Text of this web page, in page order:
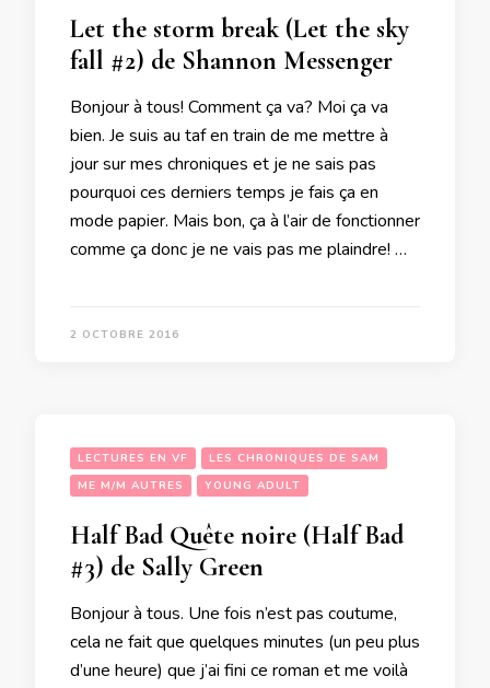
Let the storm break (Let the sky
fall #2) de Shannon Messenger
Bonjour à tous! Comment ça va? Moi ça va
bien. Je suis au taf en train de me mettre à
jour sur mes chroniques et je ne sais pas
pourquoi ces derniers temps je fais ça en
mode papier. Mais bon, ça à l’air de fonctionner
comme ça donc je ne vais pas me plaindre! …
2 OCTOBRE 2016
LECTURES EN VF
LES CHRONIQUES DE SAM
ME M/M AUTRES
YOUNG ADULT
Half Bad Quête noire (Half Bad
#3) de Sally Green
Bonjour à tous. Une fois n’est pas coutume,
cela ne fait que quelques minutes (un peu plus
d’une heure) que j’ai fini ce roman et me voilà